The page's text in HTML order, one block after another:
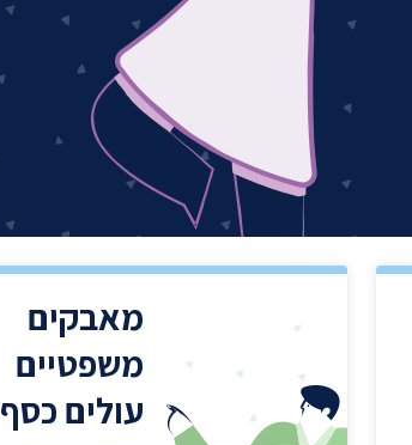
יצירת קשר
מאבקים
משפטיים
עולים כסף